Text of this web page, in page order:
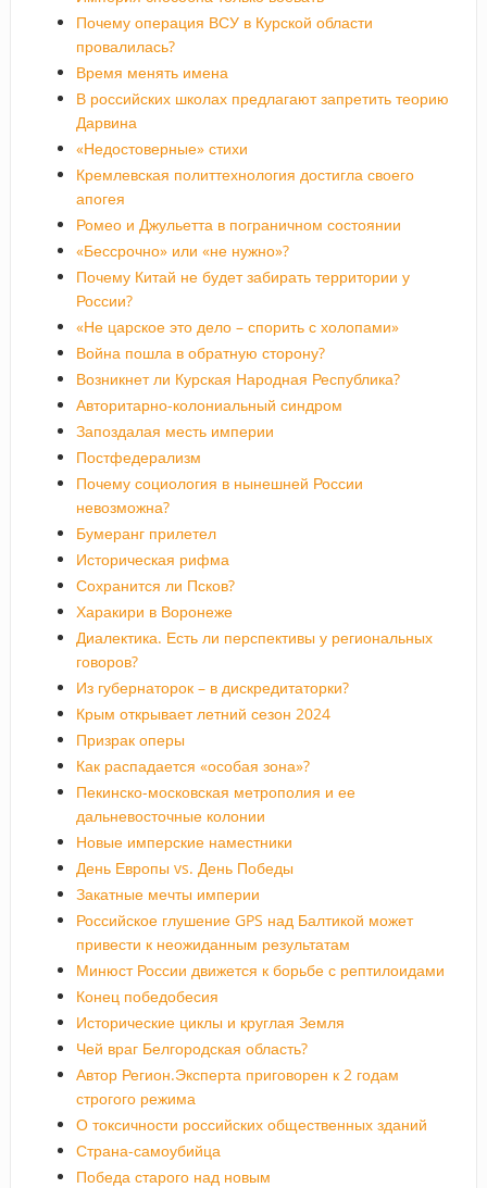
Почему операция ВСУ в Курской области
провалилась?
Время менять имена
В российских школах предлагают запретить теорию
Дарвина
«Недостоверные» стихи
Кремлевская политтехнология достигла своего
апогея
Ромео и Джульетта в пограничном состоянии
«Бессрочно» или «не нужно»?
Почему Китай не будет забирать территории у
России?
«Не царское это дело – спорить с холопами»
Война пошла в обратную сторону?
Возникнет ли Курская Народная Республика?
Авторитарно-колониальный синдром
Запоздалая месть империи
Постфедерализм
Почему социология в нынешней России
невозможна?
Бумеранг прилетел
Историческая рифма
Сохранится ли Псков?
Харакири в Воронеже
Диалектика. Есть ли перспективы у региональных
говоров?
Из губернаторок – в дискредитаторки?
Крым открывает летний сезон 2024
Призрак оперы
Как распадается «особая зона»?
Пекинско-московская метрополия и ее
дальневосточные колонии
Новые имперские наместники
День Европы vs. День Победы
Закатные мечты империи
Российское глушение GPS над Балтикой может
привести к неожиданным результатам
Минюст России движется к борьбе с рептилоидами
Конец победобесия
Исторические циклы и круглая Земля
Чей враг Белгородская область?
Автор Регион.Эксперта приговорен к 2 годам
строгого режима
О токсичности российских общественных зданий
Страна-самоубийца
Победа старого над новым